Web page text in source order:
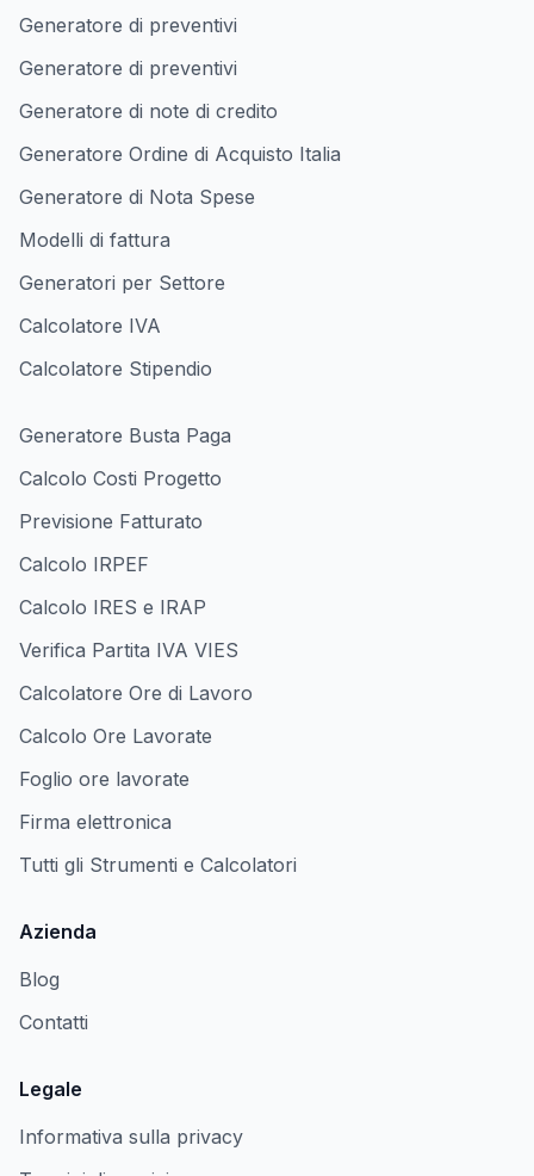
Generatore di preventivi
Generatore di preventivi
Generatore di note di credito
Generatore Ordine di Acquisto Italia
Generatore di Nota Spese
Modelli di fattura
Generatori per Settore
Calcolatore IVA
Calcolatore Stipendio
Generatore Busta Paga
Calcolo Costi Progetto
Previsione Fatturato
Calcolo IRPEF
Calcolo IRES e IRAP
Verifica Partita IVA VIES
Calcolatore Ore di Lavoro
Calcolo Ore Lavorate
Foglio ore lavorate
Firma elettronica
Tutti gli Strumenti e Calcolatori
Azienda
Blog
Contatti
Legale
Informativa sulla privacy